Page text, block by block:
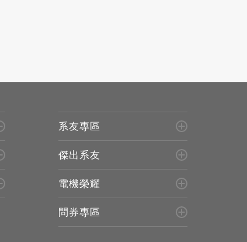
系友專區
傑出系友
電機榮耀
問券專區